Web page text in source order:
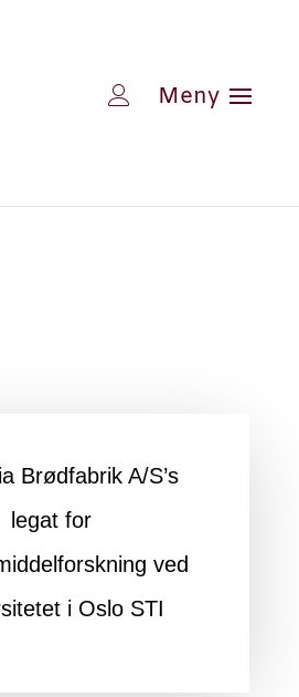
Brødfabrik A/S’s
legat for
ved
i Oslo STI